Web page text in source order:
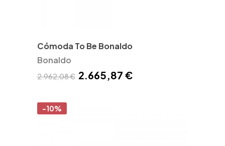
Cómoda To Be Bonaldo
Bonaldo
2.962,08 € 2.665,87 €
-10%